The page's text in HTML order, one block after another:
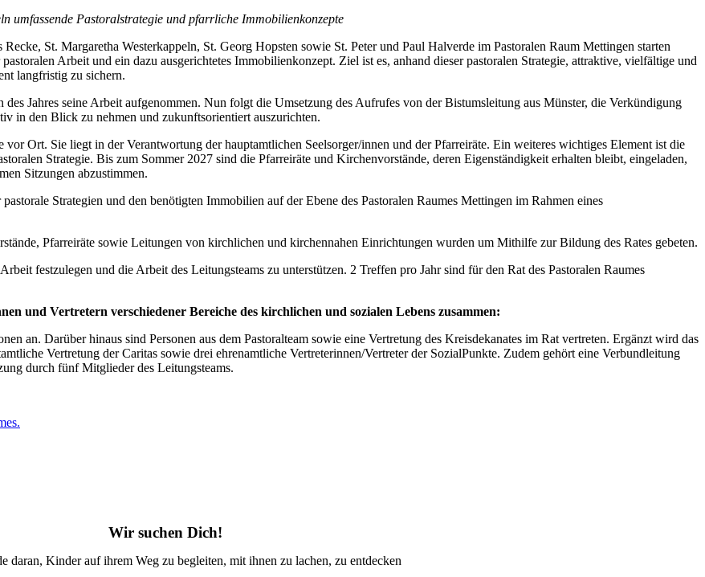
umfassende Pastoralstrategie und pfarrliche Immobilienkonzepte
St. Margaretha Westerkappeln, St. Georg Hopsten sowie St. Peter und Paul Halverde im Pastoralen Raum Mettingen starten
Arbeit und ein dazu ausgerichtetes Immobilienkonzept. Ziel ist es, anhand dieser pastoralen Strategie, attraktive, vielfältige und
langfristig zu sichern.
des Jahres seine Arbeit aufgenommen. Nun folgt die Umsetzung des Aufrufes von der Bistumsleitung aus Münster, die Verkündigung
in den Blick zu nehmen und zukunftsorientiert auszurichten.
Ort. Sie liegt in der Verantwortung der hauptamtlichen Seelsorger/innen und der Pfarreiräte. Ein weiteres wichtiges Element ist die
Strategie. Bis zum Sommer 2027 sind die Pfarreiräte und Kirchenvorstände, deren Eigenständigkeit erhalten bleibt, eingeladen,
Sitzungen abzustimmen.
Strategien und den benötigten Immobilien auf der Ebene des Pastoralen Raumes Mettingen im Rahmen eines
Pfarreiräte sowie Leitungen von kirchlichen und kirchennahen Einrichtungen wurden um Mithilfe zur Bildung des Rates gebeten.
festzulegen und die Arbeit des Leitungsteams zu unterstützen. 2 Treffen pro Jahr sind für den Rat des Pastoralen Raumes
und Vertretern verschiedener Bereiche des kirchlichen und sozialen Lebens zusammen:
an. Darüber hinaus sind Personen aus dem Pastoralteam sowie eine Vertretung des Kreisdekanates im Rat vertreten. Ergänzt wird das
Vertretung der Caritas sowie drei ehrenamtliche Vertreterinnen/Vertreter der SozialPunkte. Zudem gehört eine Verbundleitung
durch fünf Mitglieder des Leitungsteams.
Wir suchen Dich!
daran, Kinder auf ihrem Weg zu begleiten, mit ihnen zu lachen, zu entdecken